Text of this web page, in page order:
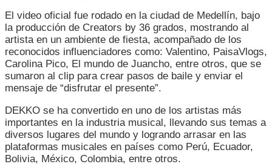
El video oficial fue rodado en la ciudad de Medellín, bajo
la producción de Creators by 36 grados, mostrando al
artista en un ambiente de fiesta, acompañado de los
reconocidos influenciadores como: Valentino, PaisaVlogs,
Carolina Pico, El mundo de Juancho, entre otros, que se
sumaron al clip para crear pasos de baile y enviar el
mensaje de “disfrutar el presente”.
DEKKO se ha convertido en uno de los artistas más
importantes en la industria musical, llevando sus temas a
diversos lugares del mundo y logrando arrasar en las
plataformas musicales en países como Perú, Ecuador,
Bolivia, México, Colombia, entre otros.